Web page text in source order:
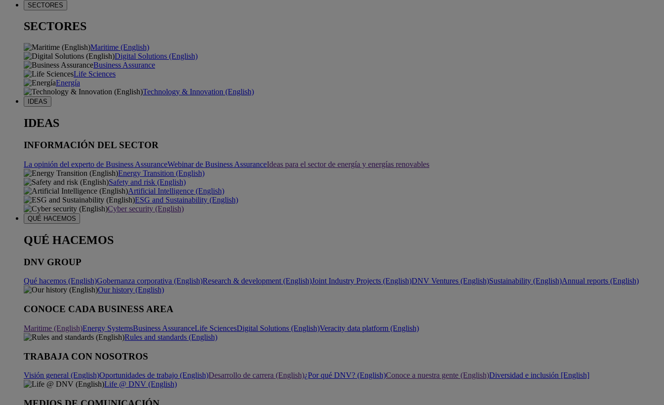
SECTORES
SECTORES
Maritime (English)
Digital Solutions (English)
Business Assurance
Life Sciences
Energía
Technology & Innovation (English)
IDEAS
IDEAS
INFORMACIÓN DEL SECTOR
La opinión del experto de Business AssuranceWebinar de Business AssuranceIdeas para el sector de energía y energías renovables
Energy Transition (English)
Safety and risk (English)
Artificial Intelligence (English)
ESG and Sustainability (English)
Cyber security (English)
QUÉ HACEMOS
QUÉ HACEMOS
DNV GROUP
Qué hacemos (English)Gobernanza corporativa (English)Research & development (English)Joint Industry Projects (English)DNV Ventures (English)Sustainability (English)Annual reports (English)
Our history (English)
CONOCE CADA BUSINESS AREA
Maritime (English)Energy SystemsBusiness AssuranceLife SciencesDigital Solutions (English)Veracity data platform (English)
Rules and standards (English)
TRABAJA CON NOSOTROS
Visión general (English)Oportunidades de trabajo (English)Desarrollo de carrera (English)¿Por qué DNV? (English)Conoce a nuestra gente (English)Diversidad e inclusión [English]
Life @ DNV (English)